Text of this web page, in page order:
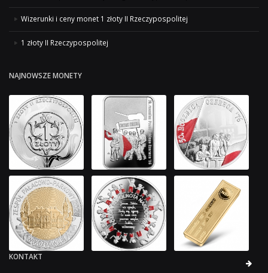
Wizerunki i ceny monet 1 złoty II Rzeczypospolitej
1 złoty II Rzeczypospolitej
NAJNOWSZE MONETY
KONTAKT